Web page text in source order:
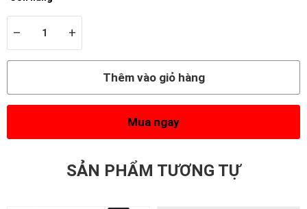
– +
Thêm vào giỏ hàng
Mua ngay
SẢN PHẨM TƯƠNG TỰ